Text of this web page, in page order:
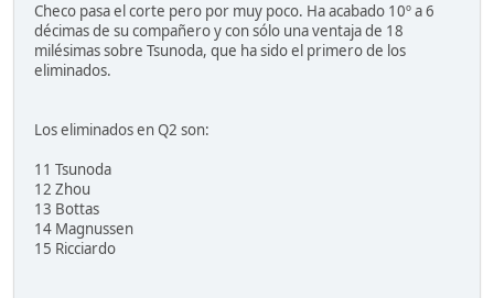
Checo pasa el corte pero por muy poco. Ha acabado 10º a 6
décimas de su compañero y con sólo una ventaja de 18
milésimas sobre Tsunoda, que ha sido el primero de los
eliminados.
Los eliminados en Q2 son:
11 Tsunoda
12 Zhou
13 Bottas
14 Magnussen
15 Ricciardo